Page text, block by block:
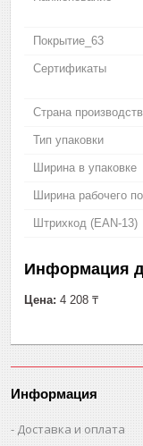
Покрытие_63
Сертификаты
Страна
Тип упаковки
Ширина в упаковке
Ширина рабочего
Штрихкод (EAN-13)
Информация
Цена: 4 208 ₸
Информация
Доставка и оплата